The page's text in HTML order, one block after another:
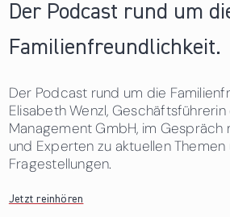
Der Podcast rund um
Familienfreundlichkeit.
Der Podcast rund um die
Elisabeth Wenzl,
Management GmbH, im Gespräch
und Experten zu aktuellen Themen
Fragestellungen.
Jetzt reinhören